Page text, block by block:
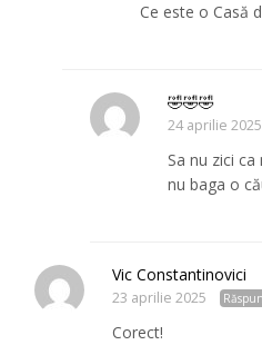
Ce este o Casă
🤣🤣🤣
24 aprilie 2025
Sa nu zici
nu baga o
Vic Constantinovici
23 aprilie 2025
Corect!